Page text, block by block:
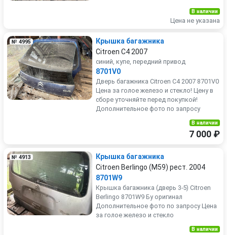
В наличии
Цена не указана
№ 4995
Крышка багажника
Citroen C4 2007
синий, купе, передний привод
8701V0
Дверь багажника Citroen C4 2007 8701V0
Цена за голое железо и стекло! Цену в
сборе уточняйте перед покупкой!
Дополнительное фото по запросу
В наличии
7 000 ₽
№ 4913
Крышка багажника
Citroen Berlingo (M59) рест. 2004
8701W9
Крышка багажника (дверь 3-5) Citroen
Berlingo 8701W9 Бу оригинал
Дополнительное фото по запросу Цена
за голое железо и стекло
В наличии